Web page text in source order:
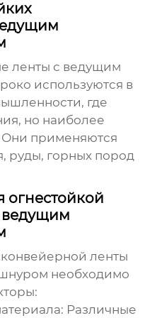
ленты с ведущим
используются в
где
но наиболее
Они применяются
руды, горных пород
огнестойкой
ведущим
ленты
необходимо
Различные